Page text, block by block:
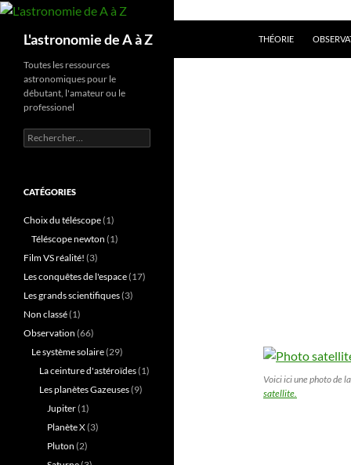
Aller
contenuL'astronomie de A à Z THÉORIE
Voici ici une photo de
satellite.
Toutes les ressources
astronomiques pour le
débutant, l'amateur ou le
professionel
Rechercher :
CATÉGORIES
Choix du téléscope(1)
Téléscope newton (1)
Film VS réalité! (3)
Les conquêtes de l'espace(17)
Les grands scientifiques(3)
Non classé(1)
Observation (66)
Le système solaire(29)
La ceinture d'astéroïdes(1)
Les planètes Gazeuses(9)
Jupiter(1)
Planète X(3)
Pluton (2)